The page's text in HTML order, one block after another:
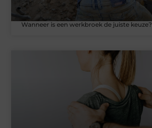
Wanneer is een werkbroek de juiste keuze?